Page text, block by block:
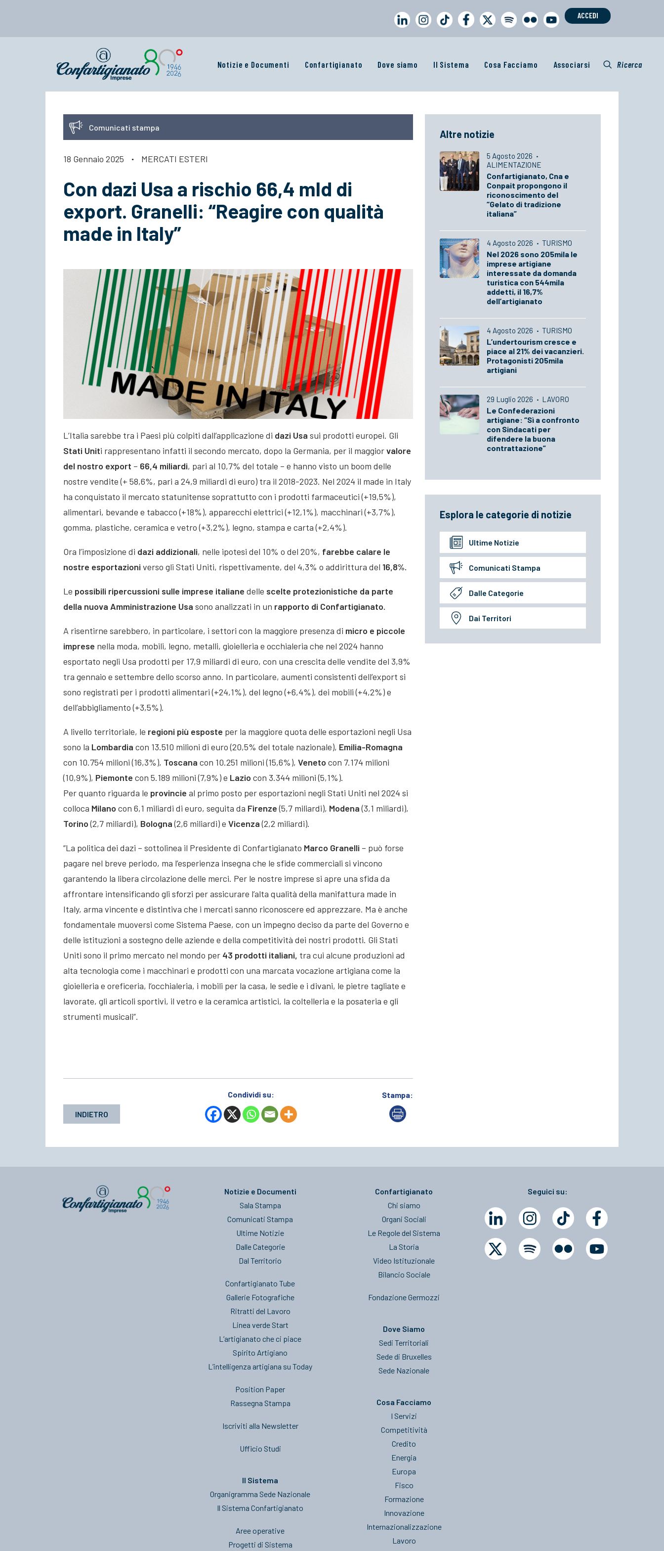
ACCEDI
Notizie e Documenti Confartigianato Dove siamo Il Sistema Cosa Facciamo Associarsi Ricerca
Comunicati stampa
18 Gennaio 2025 · MERCATI ESTERI
Con dazi Usa a rischio 66,4 mld di
export. Granelli: “Reagire con qualità
made in Italy”
L’Italia sarebbe tra i Paesi più colpiti dall’applicazione di dazi Usa sui prodotti europei. Gli
Stati Uniti rappresentano infatti il secondo mercato, dopo la Germania, per il maggiorvalore
del nostro export – 66,4 miliardi, pari al 10,7% del totale – e hanno visto un boom delle
nostre vendite (+ 58,6%, pari a 24,9 miliardi di euro) tra il 2018-2023. Nel 2024 il made in Italy
ha conquistato il mercato statunitense soprattutto con i prodotti farmaceutici (+19,5%),
alimentari, bevande e tabacco (+18%), apparecchi elettrici (+12,1%), macchinari (+3,7%),
gomma, plastiche, ceramica e vetro (+3,2%), legno, stampa e carta (+2,4%).
Ora l’imposizione di dazi addizionali, nelle ipotesi del 10% o del 20%, farebbe calare le
nostre esportazioni verso gli Stati Uniti, rispettivamente, del 4,3% o addirittura del 16,8%.
Le possibili ripercussioni sulle imprese italiane delle scelte protezionistiche da parte
della nuova Amministrazione Usa sono analizzati in un rapporto di Confartigianato.
A risentirne sarebbero, in particolare, i settori con la maggiore presenza di micro e piccole
imprese nella moda, mobili, legno, metalli, gioielleria e occhialeria che nel 2024 hanno
esportato negli Usa prodotti per 17,9 miliardi di euro, con una crescita delle vendite del 3,9%
tra gennaio e settembre dello scorso anno. In particolare, aumenti consistenti dell’export si
sono registrati per i prodotti alimentari (+24,1%), del legno (+6,4%), dei mobili (+4,2%) e
dell’abbigliamento (+3,5%).
A livello territoriale, le regioni più esposte per la maggiore quota delle esportazioni negli Usa
sono la Lombardia con 13.510 milioni di euro (20,5% del totale nazionale), Emilia-Romagna
con 10.754 milioni (16,3%), Toscana con 10.251 milioni (15,6%), Veneto con 7.174 milioni
(10,9%), Piemonte con 5.189 milioni (7,9%) e Lazio con 3.344 milioni (5,1%).
Per quanto riguarda le provincie al primo posto per esportazioni negli Stati Uniti nel 2024 si
colloca Milano con 6,1 miliardi di euro, seguita da Firenze(5,7 miliardi), Modena(3,1 miliardi),
Torino(2,7 miliardi), Bologna(2,6 miliardi) e Vicenza(2,2 miliardi).
“La politica dei dazi – sottolinea il Presidente di Confartigianato Marco Granelli – può forse
pagare nel breve periodo, ma l’esperienza insegna che le sfide commerciali si vincono
garantendo la libera circolazione delle merci. Per le nostre imprese si apre una sfida da
affrontare intensificando gli sforzi per assicurare l’alta qualità della manifattura made in
Italy, arma vincente e distintiva che i mercati sanno riconoscere ed apprezzare. Ma è anche
fondamentale muoversi come Sistema Paese, con un impegno deciso da parte del Governo e
delle istituzioni a sostegno delle aziende e della competitività dei nostri prodotti. Gli Stati
Uniti sono il primo mercato nel mondo per 43 prodotti italiani, tra cui alcune produzioni ad
alta tecnologia come i macchinari e prodotti con una marcata vocazione artigiana come la
gioielleria e oreficeria, l’occhialeria, i mobili per la casa, le sedie e i divani, le pietre tagliate e
lavorate, gli articoli sportivi, il vetro e la ceramica artistici, la coltelleria e la posateria e gli
strumenti musicali”.
INDIETRO
Condividi su: Stampa:
Altre notizie
5 Agosto 2026 ·
ALIMENTAZIONE
Confartigianato, Cna e
Conpait propongono il
riconoscimento del
“Gelato di tradizione
italiana”
4 Agosto 2026 · TURISMO
Nel 2026 sono 205mila le
imprese artigiane
interessate da domanda
turistica con 544mila
addetti, il 16,7%
dell’artigianato
4 Agosto 2026 · TURISMO
L’undertourism cresce e
piace al 21% dei vacanzieri.
Protagonisti 205mila
artigiani
29 Luglio 2026 · LAVORO
Le Confederazioni
artigiane: “Sì a confronto
con Sindacati per
difendere la buona
contrattazione”
Esplora le categorie di notizie
Ultime Notizie
Comunicati Stampa
Dalle Categorie
Dai Territori
Notizie e Documenti
Sala Stampa
Comunicati Stampa
Ultime Notizie
Dalle Categorie
Dal Territorio
Confartigianato Tube
Gallerie Fotografiche
Ritratti del Lavoro
Linea verde Start
L’artigianato che ci piace
Spirito Artigiano
L’intelligenza artigiana su Today
Position Paper
Rassegna Stampa
Iscriviti alla Newsletter
Ufficio Studi
Il Sistema
Organigramma Sede Nazionale
Il Sistema Confartigianato
Aree operative
Progetti di Sistema
Confartigianato
Chi siamo
Organi Sociali
Le Regole del Sistema
La Storia
Video Istituzionale
Bilancio Sociale
Fondazione Germozzi
Dove Siamo
Sedi Territoriali
Sede di Bruxelles
Sede Nazionale
Cosa Facciamo
I Servizi
Competitività
Credito
Energia
Europa
Fisco
Formazione
Innovazione
Internazionalizzazione
Lavoro
Seguici su: